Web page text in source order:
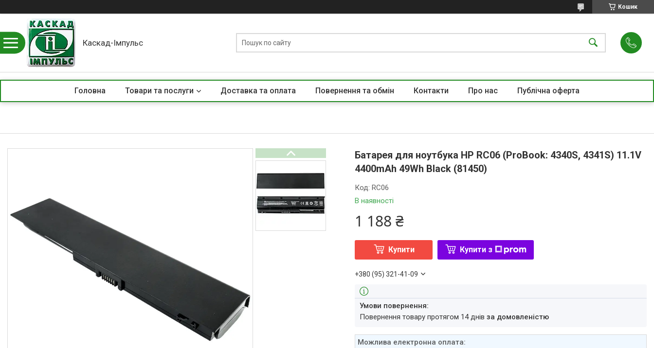
Кошик
Каскад-Імпульс
Головна Товари та послуги Доставка та оплата Повернення та обмін Контакти Про нас Публічна оферта
Батарея для ноутбука HP RC06 (ProBook: 4340S, 4341S) 11.1V
4400mAh 49Wh Black (81450)
В наявності
Код:RC06
1 188 ₴
Купити Купити з
+380 (95) 321-41-09
повернення товару протягом 14 днівза домовленістю